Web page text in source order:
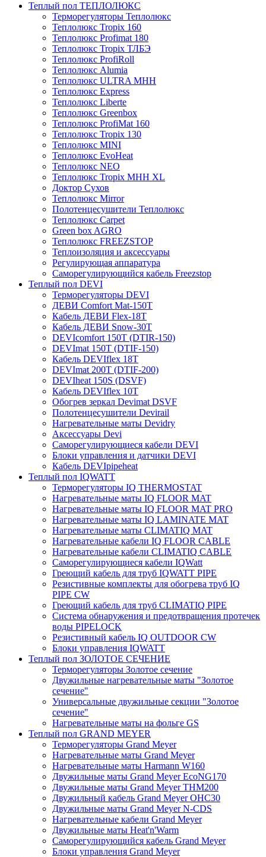
Теплый пол ТЕПЛОЛЮКС
Терморегуляторы Теплолюкс
Теплолюкс Tropix 160
Теплолюкс Profimat 180
Теплолюкс Tropix ТЛБЭ
Теплолюкс ProfiRoll
Теплолюкс Alumia
Теплолюкс ULTRA МНН
Теплолюкс Express
Теплолюкс Liberte
Теплолюкс Greenbox
Теплолюкс ProfiMat 160
Теплолюкс Tropix 130
Теплолюкс MINI
Теплолюкс EvoHeat
Теплолюкс NEO
Теплолюкс Tropix МНН XL
Доктор Сухов
Теплолюкс Mirror
Полотенцесушители Теплолюкс
Теплолюкс Carpet
Green box AGRO
Теплолюкс FREEZSTOP
Теплоизоляция и аксессуары
Регулирующая аппаратура
Cаморегулирующийся кабель Freezstop
Теплый пол DEVI
Терморегуляторы DEVI
ДЕВИ Comfort Mat-150T
Кабель ДЕВИ Flex-18T
Кабель ДЕВИ Snow-30T
DEVIcomfort 150T (DTIR-150)
DEVImat 150T (DTIF-150)
Кабель DEVIflex 18T
DEVImat 200T (DTIF-200)
DEVIheat 150S (DSVF)
Кабель DEVIflex 10T
Обогрев зеркал Devimat DSVF
Полотенцесушители Devirail
Нагревательные маты Devidry
Аксессуары Devi
Саморегулирующиеся кабели DEVI
Блоки управления и датчики DEVI
Кабель DEVIpipeheat
Теплый пол IQWATT
Терморегуляторы IQ THERMOSTAT
Нагревательные маты IQ FLOOR MAT
Нагревательные маты IQ FLOOR MAT PRO
Нагревательные маты IQ LAMINATE MAT
Нагревательные маты CLIMATIQ MAT
Нагревательные кабели IQ FLOOR CABLE
Нагревательные кабели CLIMATIQ CABLE
Саморегулирующиеся кабели IQWatt
Греющий кабель для труб IQWATT PIPE
Резистивные комплекты для обогрева труб IQ
PIPE CW
Греющий кабель для труб CLIMATIQ PIPE
Система обнаружения и предотвращения протечек
воды PIPELOCK
Резистивный кабель IQ OUTDOOR CW
Блоки управления IQWATT
Теплый пол ЗОЛОТОЕ СЕЧЕНИЕ
Терморегуляторы Золотое сечение
Двужильные нагревательные маты "Золотое
сечение"
Универсальные двужильные секции "Золотое
сечение"
Нагревательные маты на фольге GS
Теплый пол GRAND MEYER
Терморегуляторы Grand Meyer
Нагревательные маты Grand Meyer
Нагревательные маты Harmann W160
Двужильные маты Grand Meyer EcoNG170
Двужильные маты Grand Meyer THM200
Двужильный кабель Grand Meyer OHC30
Двужильные маты Grand Meyer N-CDS
Нагревательные кабели Grand Meyer
Двужильные маты Heat'n'Warm
Саморегулирующийся кабель Grand Meyer
Блоки управления Grand Meyer